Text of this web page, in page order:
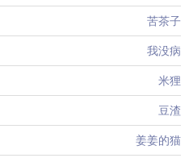
苦茶子
我没病
米狸
豆渣
姜姜的猫